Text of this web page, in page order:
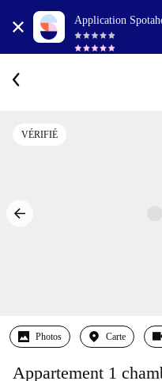
Application
VÉRIFIÉ
Photos Carte
Appartement 1